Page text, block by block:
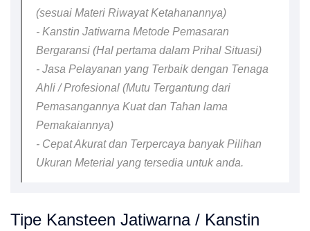
(sesuai Materi Riwayat Ketahanannya)
- Kanstin Jatiwarna Metode Pemasaran
Bergaransi (Hal pertama dalam Prihal Situasi)
- Jasa Pelayanan yang Terbaik dengan Tenaga
Ahli / Profesional (Mutu Tergantung dari
Pemasangannya Kuat dan Tahan lama
Pemakaiannya)
- Cepat Akurat dan Terpercaya banyak Pilihan
Ukuran Meterial yang tersedia untuk anda.
Tipe Kansteen Jatiwarna / Kanstin